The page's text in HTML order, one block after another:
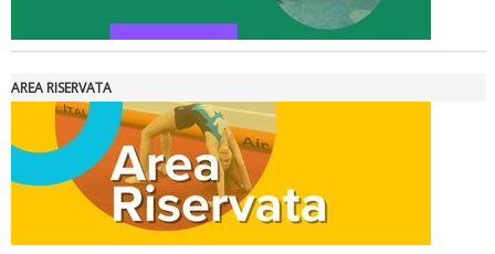
Ddl Lobby, Uisp: “Il Parlamento valorizzi le nostre specificità"
AREA RISERVATA